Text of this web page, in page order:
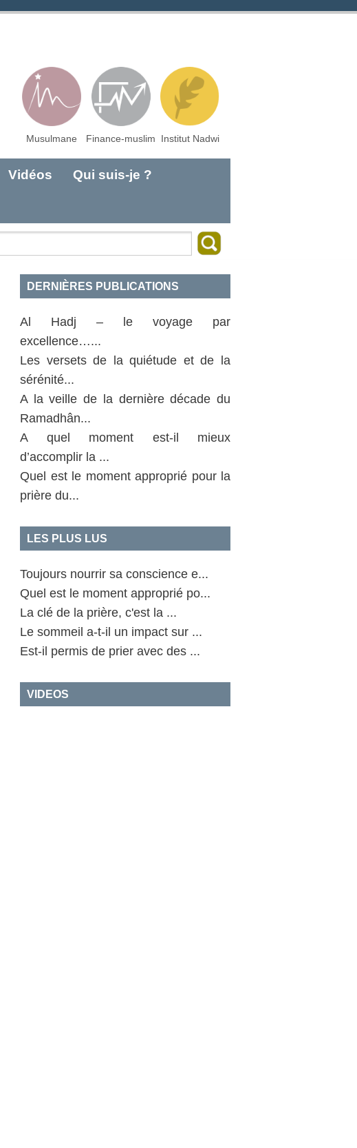
Musulmane Finance-muslim Institut Nadwi
Vidéos Qui suis-je ?
DERNIÈRES PUBLICATIONS
Al Hadj – le voyage par
excellence…...
Les versets de la quiétude et de la
sérénité...
A la veille de la dernière décade du
Ramadhân...
A quel moment est-il mieux
d’accomplir la ...
Quel est le moment approprié pour la
prière du...
LES PLUS LUS
Toujours nourrir sa conscience e...
Quel est le moment approprié po...
La clé de la prière, c'est la ...
Le sommeil a-t-il un impact sur ...
Est-il permis de prier avec des ...
VIDEOS